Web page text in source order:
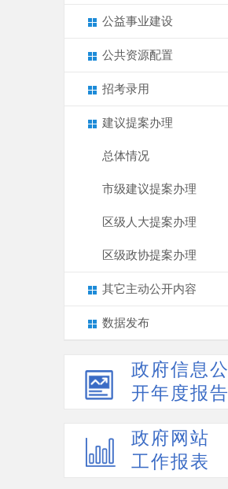
公益事业建设
公共资源配置
招考录用
建议提案办理
总体情况
市级建议提案办理
区级人大提案办理
区级政协提案办理
其它主动公开内容
数据发布
政府信息公
开年度报告
政府网站
工作报表